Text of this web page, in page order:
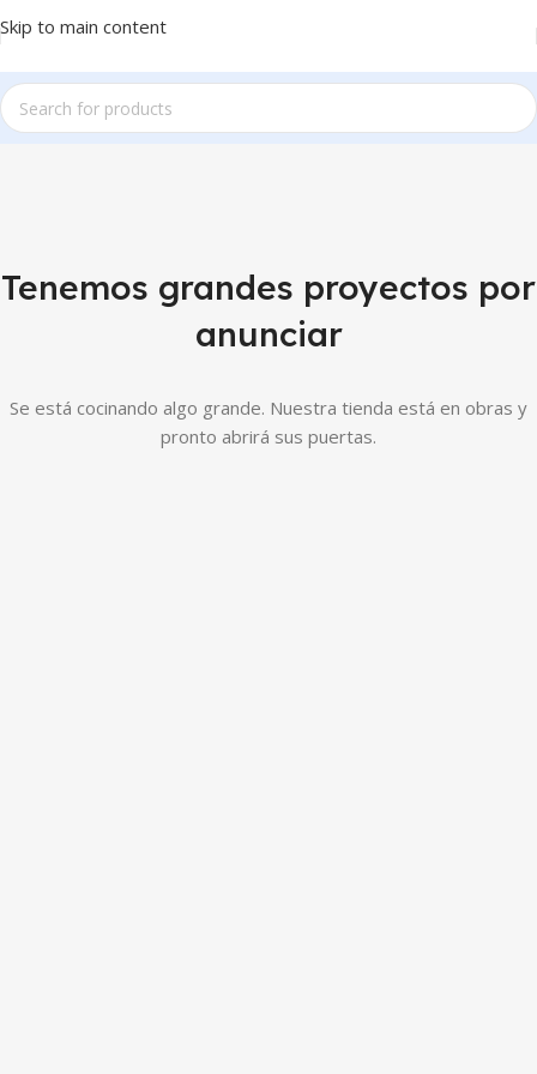
Skip to main content
Tenemos grandes proyectos por
anunciar
Se está cocinando algo grande. Nuestra tienda está en obras y
pronto abrirá sus puertas.